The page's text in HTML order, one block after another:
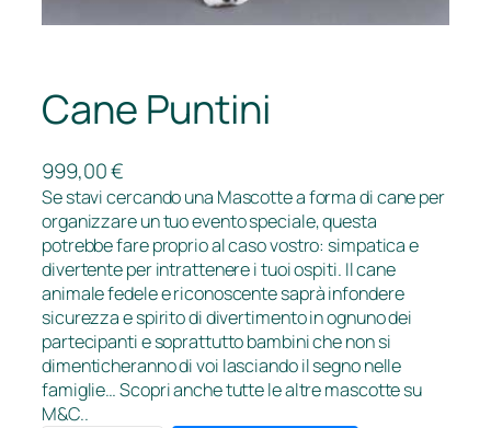
Cane Puntini
999,00€
Se stavi cercando una Mascotte a forma di cane per
organizzare un tuo evento speciale, questa
potrebbe fare proprio al caso vostro: simpatica e
divertente per intrattenere i tuoi ospiti. Il cane
animale fedele e riconoscente saprà infondere
sicurezza e spirito di divertimento in ognuno dei
partecipanti e soprattutto bambini che non si
dimenticheranno di voi lasciando il segno nelle
famiglie… Scopri anche tutte le altre mascotte su
M&C..